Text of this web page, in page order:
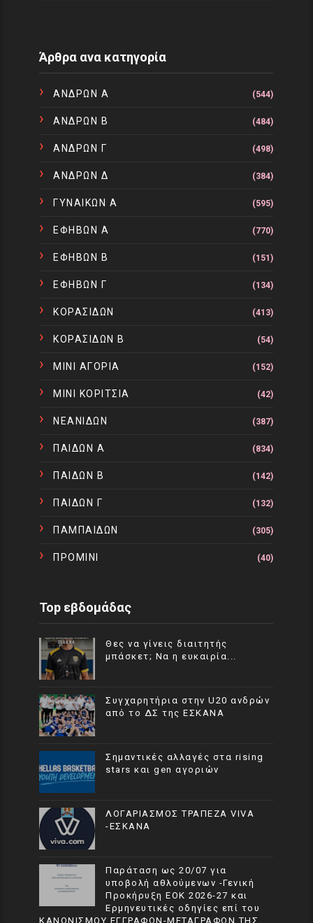
Άρθρα ανα κατηγορία
ΑΝΔΡΩΝ Α (544)
ΑΝΔΡΩΝ Β (484)
ΑΝΔΡΩΝ Γ (498)
ΑΝΔΡΩΝ Δ (384)
ΓΥΝΑΙΚΩΝ Α (595)
ΕΦΗΒΩΝ Α (770)
ΕΦΗΒΩΝ Β (151)
ΕΦΗΒΩΝ Γ (134)
ΚΟΡΑΣΙΔΩΝ (413)
ΚΟΡΑΣΙΔΩΝ Β (54)
ΜΙΝΙ ΑΓΟΡΙΑ (152)
ΜΙΝΙ ΚΟΡΙΤΣΙΑ (42)
ΝΕΑΝΙΔΩΝ (387)
ΠΑΙΔΩΝ Α (834)
ΠΑΙΔΩΝ Β (142)
ΠΑΙΔΩΝ Γ (132)
ΠΑΜΠΑΙΔΩΝ (305)
ΠΡΟΜΙΝΙ (40)
Top εβδομάδας
Θες να γίνεις διαιτητής
μπάσκετ; Να η ευκαιρία...
Συγχαρητήρια στην U20 ανδρών
από το ΔΣ της ΕΣΚΑΝΑ
Σημαντικές αλλαγές στα rising
stars και gen αγοριών
ΛΟΓΑΡΙΑΣΜΟΣ ΤΡΑΠΕΖΑ VIVA
-ΕΣΚΑΝΑ
Παράταση ως 20/07 για
υποβολή αθλούμενων -Γενική
Προκήρυξη ΕΟΚ 2026-27 και
Ερμηνευτικές οδηγίες επί του
ΚΑΝΟΝΙΣΜΟΥ ΕΓΓΡΑΦΩΝ-ΜΕΤΑΓΡΑΦΩΝ ΤΗΣ